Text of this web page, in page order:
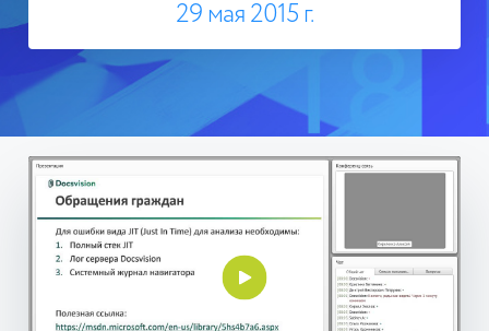
29 мая 2015 г.